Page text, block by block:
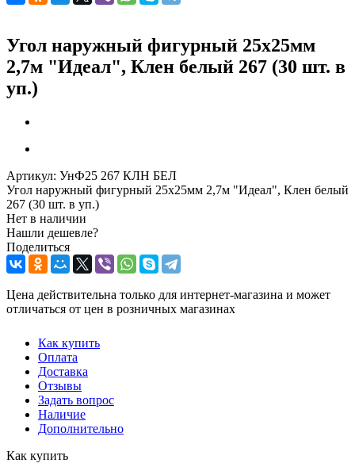
Угол наружный фигурный 25х25мм
2,7м "Идеал", Клен белый 267 (30 шт. в
уп.)
Артикул: УнФ25 267 КЛН БЕЛ
Угол наружный фигурный 25х25мм 2,7м "Идеал", Клен белый
267 (30 шт. в уп.)
Нет в наличии
Нашли дешевле?
Поделиться
Цена действительна только для интернет-магазина и может
отличаться от цен в розничных магазинах
Как купить
Оплата
Доставка
Отзывы
Задать вопрос
Наличие
Дополнительно
Как купить